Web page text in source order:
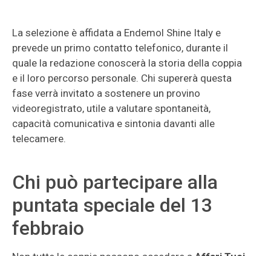
La selezione è affidata a Endemol Shine Italy e
prevede un primo contatto telefonico, durante il
quale la redazione conoscerà la storia della coppia
e il loro percorso personale. Chi supererà questa
fase verrà invitato a sostenere un provino
videoregistrato, utile a valutare spontaneità,
capacità comunicativa e sintonia davanti alle
telecamere.
Chi può partecipare alla
puntata speciale del 13
febbraio